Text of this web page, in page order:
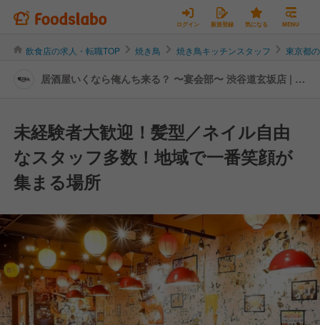
ログイン 新規登録 気になる MENU
飲食店の求人・転職TOP 焼き鳥 焼き鳥キッチンスタッフ 東京都
居酒屋いくなら俺んち来る？ 〜宴会部〜 渋谷道玄坂店 | キ
未経験者大歓迎！髪型／ネイル自由
なスタッフ多数！地域で一番笑顔が
集まる場所